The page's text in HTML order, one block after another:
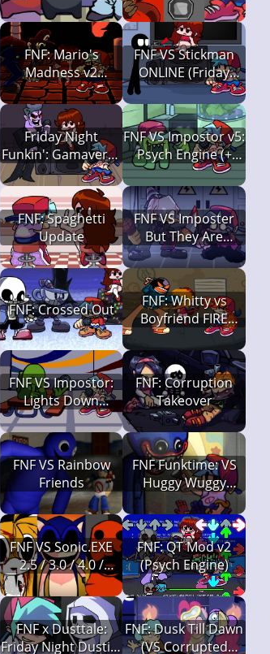
FNF: Mario's
Madness v2
(Gamaverse
Edition)
FNF VS Stickman
ONLINE (Friday
Night Funkin')
Friday Night
Funkin': Gamaverse
Edition (w/
Spaghetti)
FNF VS Impostor v5:
Psych Engine (+
Lime Week)
FNF: Spaghetti
Update
FNF VS Imposter
But They Are
Human v2.0
FNF: Crossed Out
FNF: Whitty vs
Boyfriend FIRE
FIGHT
FNF VS Impostor:
Lights Down
Remaster
FNF: Corruption
Takeover
FNF VS Rainbow
Friends
FNF Funktime: VS
Huggy Wuggy
(Capítulo 1)
FNF VS Sonic.EXE
2.5 / 3.0 / 4.0 /
Restored + Final
Escape
FNF: QT Mod v2
(Psych Engine)
FNF x Dusttale:
Friday Night Dustin'
FNF: Dusk Till Dawn
(VS Corrupted